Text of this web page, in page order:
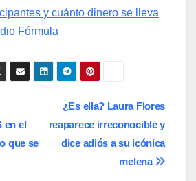
y cuánto dinero se lleva
Fórmula
¿Es ella? Laura Flores
reaparece irreconocible y
dice adiós a su icónica
melena
en el
que se